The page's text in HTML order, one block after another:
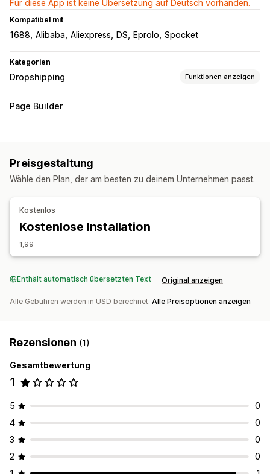
Für diese App ist keine Übersetzung auf Deutsch vorhanden.
Kompatibel mit
1688 Alibaba Aliexpress DS Eprolo Spocket
Kategorien
Dropshipping Funktionen anzeigen
Produkte, die du verkaufen kannst
Kunst und Handwerkskunst
Spielzeug und Spiele Baby-Produkte Sportartikel
Autoteile Ausgereifte Produkte
Aserbaidschan
Kanada Neuseeland Norwegen Polen Portugal
Schweden
Schweiz Singapur Spanien Südkorea
Page Builder
Preisgestaltung
Wähle den Plan, der am besten zu deinem Unternehmen passt.
Kostenlos
Kostenlose Installation
1,99
Enthält automatisch übersetzten Text Original anzeigen
Alle Gebühren werden in USD berechnet. Alle Preisoptionen anzeigen
Rezensionen (1)
Gesamtbewertung
1
5
0
4
0
3
0
2
0